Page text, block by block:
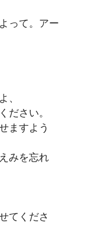
って。アー
、
ださい。
ますよう
みを忘れ
てくださ